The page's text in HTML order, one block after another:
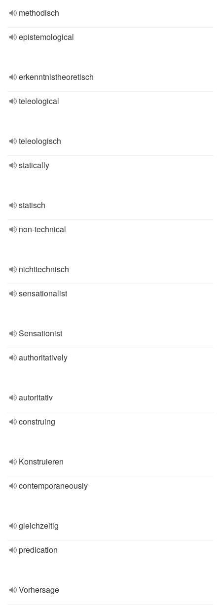
methodisch
epistemological
erkenntnistheoretisch
teleological
teleologisch
statically
statisch
non-technical
nichttechnisch
sensationalist
Sensationist
authoritatively
autoritativ
construing
Konstruieren
contemporaneously
gleichzeitig
predication
Vorhersage